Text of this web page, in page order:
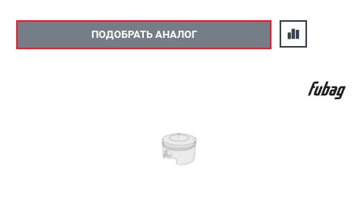
ПОДОБРАТЬ АНАЛОГ